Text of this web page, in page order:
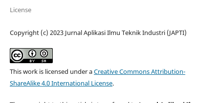
License
Copyright (c) 2023 Jurnal Aplikasi Ilmu Teknik Industri (JAPTI)
This work is licensed under aCreative Commons Attribution-
ShareAlike 4.0 International License.